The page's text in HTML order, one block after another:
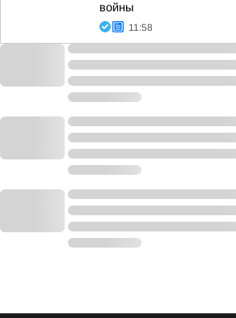
войны
11:58